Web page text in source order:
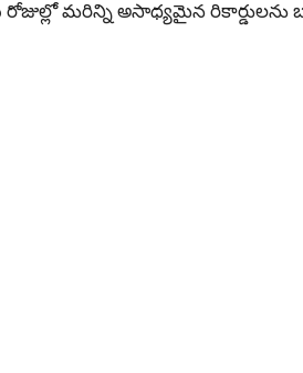
మరిన్ని అసాధ్యమైన రికార్డులను